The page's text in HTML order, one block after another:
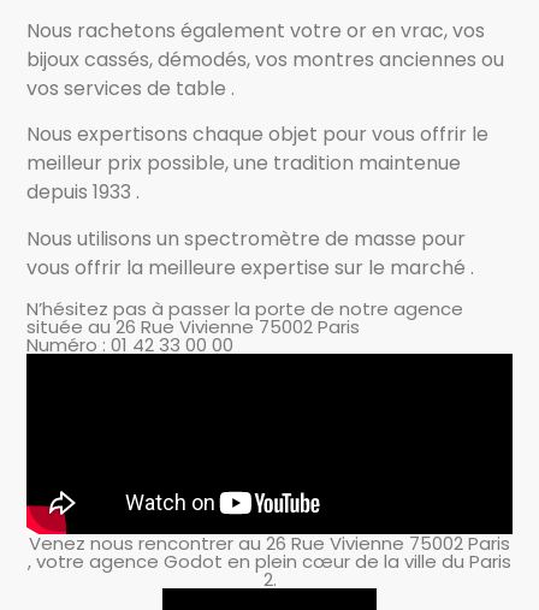
Nous rachetons également votre or en vrac, vos
bijoux cassés, démodés, vos montres anciennes ou
vos services de table .
Nous expertisons chaque objet pour vous offrir le
meilleur prix possible, une tradition maintenue
depuis 1933 .
Nous utilisons un spectromètre de masse pour
vous offrir la meilleure expertise sur le marché .
N’hésitez pas à passer la porte de notre agence
située au 26 Rue Vivienne 75002 Paris
Numéro : 01 42 33 00 00
Venez nous rencontrer au 26 Rue Vivienne 75002 Paris
, votre agence Godot en plein cœur de la ville du Paris
2.